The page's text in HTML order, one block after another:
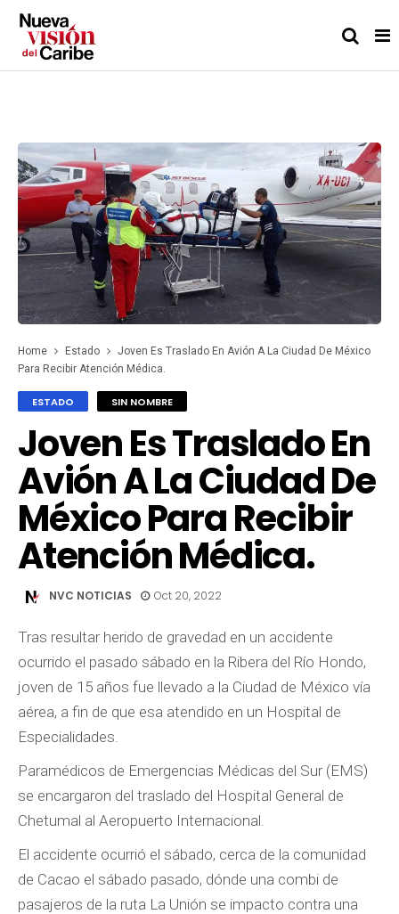
Home Estado
Joven Es Traslado En Avión A La Ciudad De México
Para Recibir Atención Médica.
ESTADO SIN NOMBRE
Joven Es Traslado En
Avión A La Ciudad De
México Para Recibir
Atención Médica.
NVC NOTICIAS Oct 20, 2022
Tras resultar herido de gravedad en un accidente
ocurrido el pasado sábado en la Ribera del Río Hondo,
joven de 15 años fue llevado a la Ciudad de México vía
aérea, a fin de que esa atendido en un Hospital de
Especialidades.
Paramédicos de Emergencias Médicas del Sur (EMS)
se encargaron del traslado del Hospital General de
Chetumal al Aeropuerto Internacional.
El accidente ocurrió el sábado, cerca de la comunidad
de Cacao el sábado pasado, dónde una combi de
pasajeros de la ruta La Unión se impacto contra una